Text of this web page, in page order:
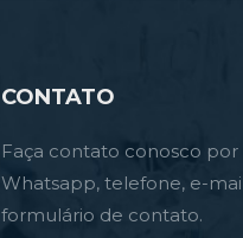
CONTATO
Faça contato conosco por
Whatsapp, telefone, e-
formulário de contato.